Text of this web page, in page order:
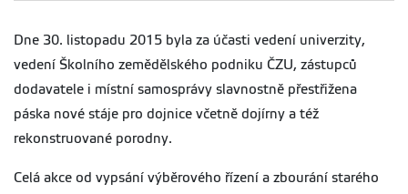
Dne 30. listopadu 2015 byla za účasti vedení univerzity,
vedení Školního zemědělského podniku ČZU, zástupců
dodavatele i místní samosprávy slavnostně přestřižena
páska nové stáje pro dojnice včetně dojírny a též
rekonstruované porodny.
Celá akce od vypsání výběrového řízení a zbourání starého